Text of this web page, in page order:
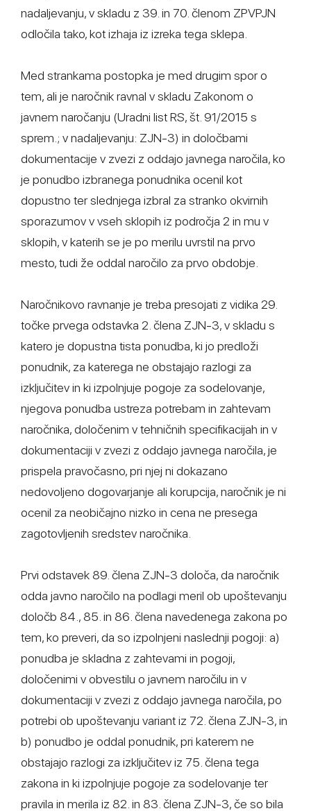
nadaljevanju, v skladu z 39. in 70. členom ZPVPJN
odločila tako, kot izhaja iz izreka tega sklepa.
Med strankama postopka je med drugim spor o
tem, ali je naročnik ravnal v skladu Zakonom o
javnem naročanju (Uradni list RS, št. 91/2015 s
sprem.; v nadaljevanju: ZJN-3) in določbami
dokumentacije v zvezi z oddajo javnega naročila, ko
je ponudbo izbranega ponudnika ocenil kot
dopustno ter slednjega izbral za stranko okvirnih
sporazumov v vseh sklopih iz področja 2 in mu v
sklopih, v katerih se je po merilu uvrstil na prvo
mesto, tudi že oddal naročilo za prvo obdobje.
Naročnikovo ravnanje je treba presojati z vidika 29.
točke prvega odstavka 2. člena ZJN-3, v skladu s
katero je dopustna tista ponudba, ki jo predloži
ponudnik, za katerega ne obstajajo razlogi za
izključitev in ki izpolnjuje pogoje za sodelovanje,
njegova ponudba ustreza potrebam in zahtevam
naročnika, določenim v tehničnih specifikacijah in v
dokumentaciji v zvezi z oddajo javnega naročila, je
prispela pravočasno, pri njej ni dokazano
nedovoljeno dogovarjanje ali korupcija, naročnik je ni
ocenil za neobičajno nizko in cena ne presega
zagotovljenih sredstev naročnika.
Prvi odstavek 89. člena ZJN-3 določa, da naročnik
odda javno naročilo na podlagi meril ob upoštevanju
določb 84., 85. in 86. člena navedenega zakona po
tem, ko preveri, da so izpolnjeni naslednji pogoji: a)
ponudba je skladna z zahtevami in pogoji,
določenimi v obvestilu o javnem naročilu in v
dokumentaciji v zvezi z oddajo javnega naročila, po
potrebi ob upoštevanju variant iz 72. člena ZJN-3, in
b) ponudbo je oddal ponudnik, pri katerem ne
obstajajo razlogi za izključitev iz 75. člena tega
zakona in ki izpolnjuje pogoje za sodelovanje ter
pravila in merila iz 82. in 83. člena ZJN-3, če so bila